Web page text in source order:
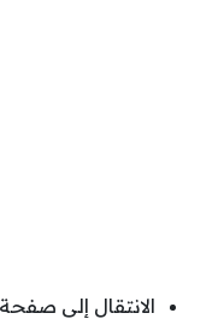
الانتقال إلى